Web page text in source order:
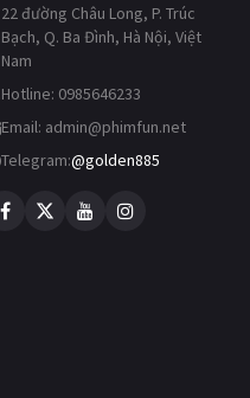
22 đường Châu Long, P. Trúc
Bạch, Q. Ba Đình, Hà Nội, Việt
Nam
Hotline: 0985646233
Email: admin@phimfun.net
Telegram:@golden885